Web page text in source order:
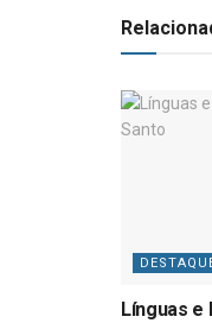
Línguas e